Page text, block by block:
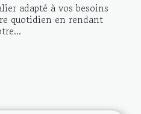
adapté à vos besoins
quotidien en rendant